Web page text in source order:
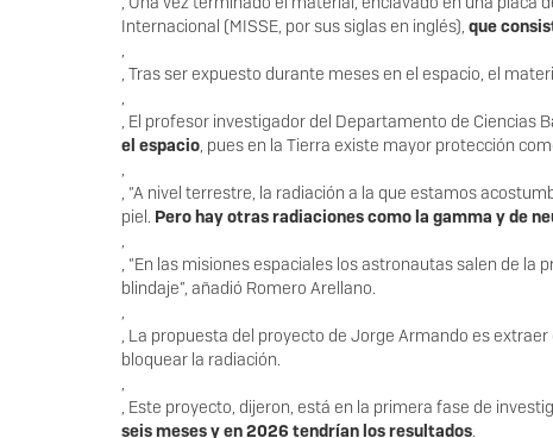
Internacional (MISSE, por sus siglas en inglés), que
,
, Tras ser expuesto durante meses en el espacio, el
,
, El profesor investigador del Departamento de Ciencias
el espacio, pues en la Tierra existe mayor protección
,
, “A nivel terrestre, la radiación a la que estamos
piel. Pero hay otras radiaciones como la gamma y de
,
, “En las misiones espaciales los astronautas salen de
blindaje”, añadió Romero Arellano.
,
, La propuesta del proyecto de Jorge Armando es
bloquear la radiación.
,
, Este proyecto, dijeron, está en la primera fase de
seis meses y en 2026 tendrían los resultados.